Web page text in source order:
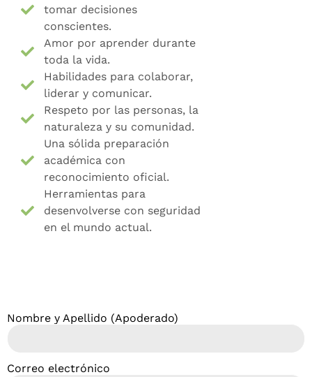
tomar decisiones
conscientes.
Amor por aprender durante
toda la vida.
Habilidades para colaborar,
liderar y comunicar.
Respeto por las personas, la
naturaleza y su comunidad.
Una sólida preparación
académica con
reconocimiento oficial.
Herramientas para
desenvolverse con seguridad
en el mundo actual.
Nombre y Apellido (Apoderado)
Correo electrónico